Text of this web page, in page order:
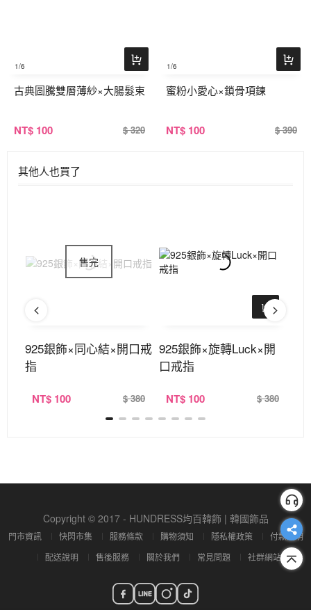
1/6
古典圖騰雙層薄紗×大腸髮束
NT$ 100 $ 320
1/6
蜜粉小愛心×鎖骨項鍊
NT$ 100 $ 390
其他人也買了
925銀飾×同心結×開口戒
指
NT$ 100 $ 380
925銀飾×旋轉Luck×開
口戒指
NT$ 100 $ 380
Copyright © 2017 - HUNDRESS均百韓飾 | 韓國飾品
門市資訊 快閃市集 服務條款 購物須知 隱私權政策
付款說明
配送說明
售後服務 關於我們 常見問題 社群網站